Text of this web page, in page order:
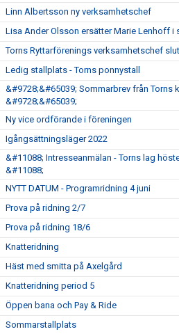
Linn Albertsson ny verksamhetschef
Lisa Ander Olsson ersätter Marie Lenhoff i
Torns Ryttarförenings verksamhetschef
Ledig stallplats - Torns ponnystall
&#9728;&#65039; Sommarbrev från Torns
&#9728;&#65039;
Ny vice ordförande i föreningen
Igångsättningsläger 2022
&#11088; Intresseanmälan - Torns lag
&#11088;
NYTT DATUM - Programridning 4 juni
Prova på ridning 2/7
Prova på ridning 18/6
Knatteridning
Häst med smitta på Axelgård
Knatteridning period 5
Öppen bana och Pay & Ride
Sommarstallplats